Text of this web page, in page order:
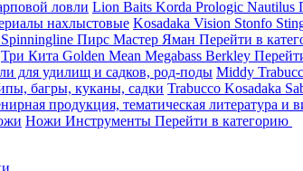
ловли Lion Baits Korda Prologic Nautilus
нахлыстовые Kosadaka Vision Stonfo
Spinningline Пирс Мастер Яман Перейти в
Три Кита Golden Mean Megabass Berkley
для удилищ и садков, род-поды Middy
багры, куканы, садки Trabucco Kosadaka
продукция, тематическая литература и
Ножи Инструменты Перейти в категорию